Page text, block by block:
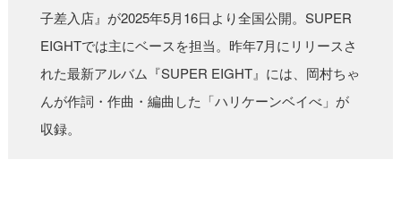
子差入店』が2025年5月16日より全国公開。SUPER
EIGHTでは主にベースを担当。昨年7月にリリースさ
れた最新アルバム『SUPER EIGHT』には、岡村ちゃ
んが作詞・作曲・編曲した「ハリケーンベイべ」が
収録。